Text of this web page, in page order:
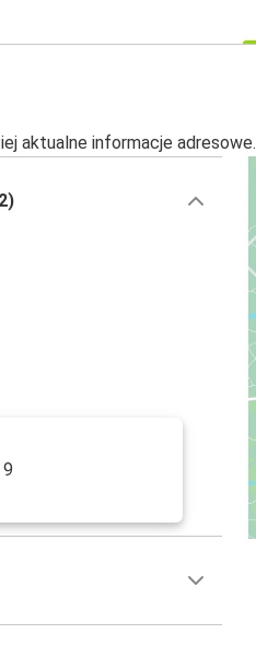
aktualne informacje adresowe.